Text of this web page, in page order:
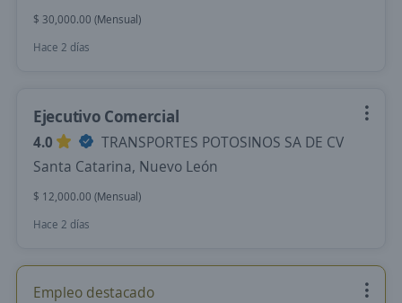
$ 30,000.00 (Mensual)
Hace 2 días
Ejecutivo Comercial
4.0
TRANSPORTES POTOSINOS SA DE CV
Santa Catarina, Nuevo León
$ 12,000.00 (Mensual)
Hace 2 días
Empleo destacado